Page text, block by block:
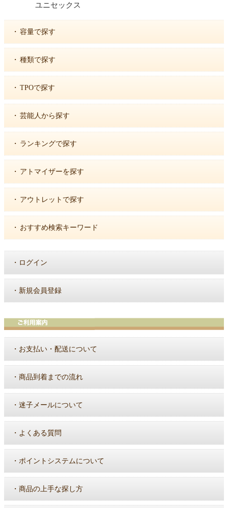
ユニセックス
・ 容量で探す
・ 種類で探す
・ TPOで探す
・ 芸能人から探す
・ ランキングで探す
・ アトマイザーを探す
・ アウトレットで探す
・ おすすめ検索キーワード
・ ログイン
・ 新規会員登録
・ お支払い・配送について
・ 商品到着までの流れ
・ 迷子メールについて
・ よくある質問
・ ポイントシステムについて
・ 商品の上手な探し方